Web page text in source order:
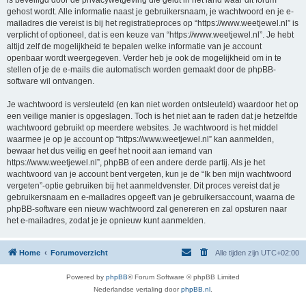
gehost wordt. Alle informatie naast je gebruikersnaam, je wachtwoord en je e-
mailadres die vereist is bij het registratieproces op “https://www.weetjewel.nl” is
verplicht of optioneel, dat is een keuze van “https://www.weetjewel.nl”. Je hebt
altijd zelf de mogelijkheid te bepalen welke informatie van je account
openbaar wordt weergegeven. Verder heb je ook de mogelijkheid om in te
stellen of je de e-mails die automatisch worden gemaakt door de phpBB-
software wil ontvangen.
Je wachtwoord is versleuteld (en kan niet worden ontsleuteld) waardoor het op
een veilige manier is opgeslagen. Toch is het niet aan te raden dat je hetzelfde
wachtwoord gebruikt op meerdere websites. Je wachtwoord is het middel
waarmee je op je account op “https://www.weetjewel.nl” kan aanmelden,
bewaar het dus veilig en geef het nooit aan iemand van
https://www.weetjewel.nl”, phpBB of een andere derde partij. Als je het
wachtwoord van je account bent vergeten, kun je de “Ik ben mijn wachtwoord
vergeten”-optie gebruiken bij het aanmeldvenster. Dit proces vereist dat je
gebruikersnaam en e-mailadres opgeeft van je gebruikersaccount, waarna de
phpBB-software een nieuw wachtwoord zal genereren en zal opsturen naar
het e-mailadres, zodat je je opnieuw kunt aanmelden.
Home Forumoverzicht Alle tijden zijn UTC+02:00
Powered by phpBB® Forum Software © phpBB Limited
Nederlandse vertaling doorphpBB.nl